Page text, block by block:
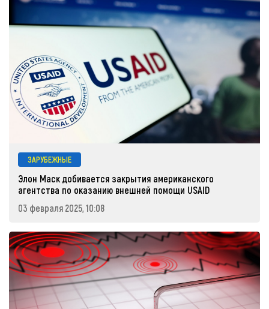
ЗАРУБЕЖНЫЕ
Элон Маск добивается закрытия американского
агентства по оказанию внешней помощи USAID
03 февраля 2025, 10:08